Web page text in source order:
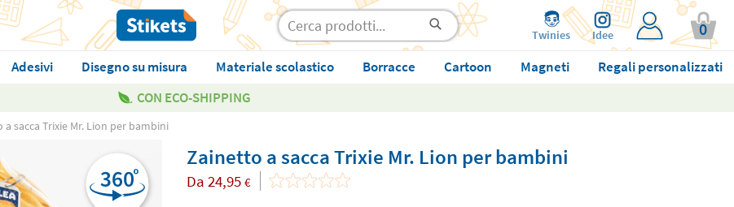
Twinies Idee 0
Adesivi Disegno su misura Materiale scolastico Borracce Cartoon Magneti
Regali personalizzati
CON ECO-SHIPPING
sacca Trixie Mr. Lion per bambini
Zainetto a sacca Trixie Mr. Lion per bambini
Da 24,95 €